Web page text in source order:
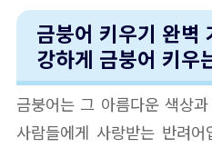
금붕어 키우기 완벽
강하게 금붕어 키우
금붕어는 그 아름다운 색상
사람들에게 사랑받는 반려